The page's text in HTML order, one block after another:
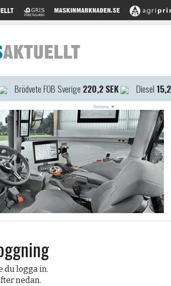
Brödvete FOB Sverige 220,2 SEK Diesel
du logga in.
nedan.